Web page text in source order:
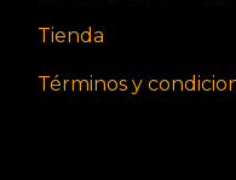
Tienda
Términos y